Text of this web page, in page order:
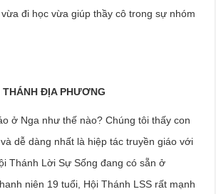
đi học vừa giúp thầy cô trong sự nhóm
THÁNH ĐỊA PHƯƠNG
ở Nga như thế nào? Chúng tôi thấy con
dễ dàng nhất là hiệp tác truyền giáo với
Thánh Lời Sự Sống đang có sẵn ở
niên 19 tuổi, Hội Thánh LSS rất mạnh